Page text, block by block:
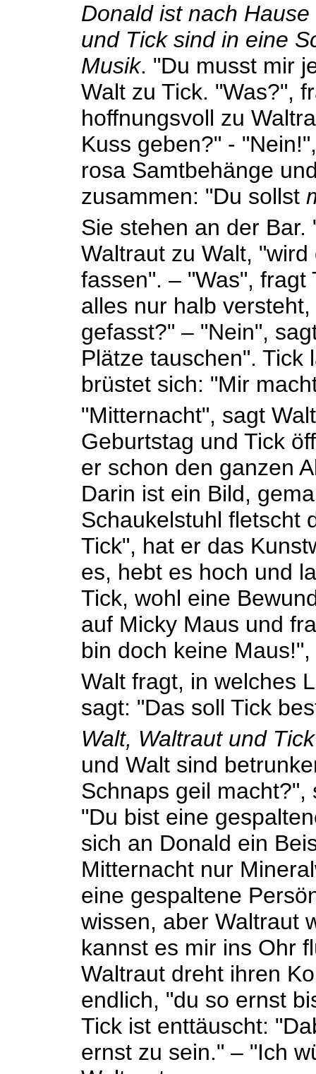
Donald ist nach
und Tick sind in eine
Musik. "Du musst mir
Walt zu Tick. "Was?",
hoffnungsvoll zu
Kuss geben?" -
rosa Samtbehänge
zusammen: "Du sollst
Sie stehen an der
Waltraut zu Walt,
fassen". – "Was",
alles nur halb
gefasst?" – "Nein",
Plätze tauschen". Tick
brüstet sich: "Mir
"Mitternacht", sagt
Geburtstag und Tick
er schon den ganzen
Darin ist ein Bild,
Schaukelstuhl fletscht
Tick", hat er das
es, hebt es hoch und
Tick, wohl eine
auf Micky Maus und
bin doch keine
Walt fragt, in welches
sagt: "Das soll Tick
Walt, Waltraut und
und Walt sind
Schnaps geil
"Du bist eine
sich an Donald ein
Mitternacht nur
eine gespaltene
wissen, aber Waltraut
kannst es mir ins Ohr
Waltraut dreht ihren
endlich, "du so ernst
Tick ist enttäuscht:
ernst zu sein." – "Ich